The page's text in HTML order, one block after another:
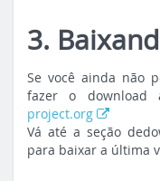
3.
Se você ainda não
fazer o
project.org
Vá até a seção de
para baixar a última